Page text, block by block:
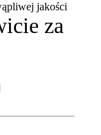
jakości
za